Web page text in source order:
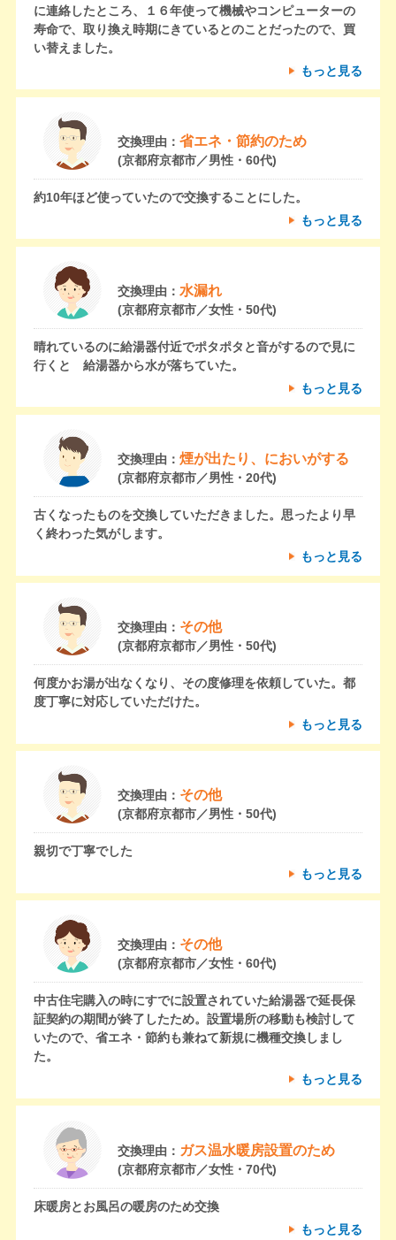
に連絡したところ、１６年使って機械やコンピューターの
寿命で、取り換え時期にきているとのことだったので、買
い替えました。
もっと見る
交換理由： 省エネ・節約のため
(京都府京都市／男性・60代)
約10年ほど使っていたので交換することにした。
もっと見る
交換理由： 水漏れ
(京都府京都市／女性・50代)
晴れているのに給湯器付近でポタポタと音がするので見に
行くと 給湯器から水が落ちていた。
もっと見る
交換理由： 煙が出たり、においがする
(京都府京都市／男性・20代)
古くなったものを交換していただきました。思ったより早
く終わった気がします。
もっと見る
交換理由： その他
(京都府京都市／男性・50代)
何度かお湯が出なくなり、その度修理を依頼していた。都
度丁寧に対応していただけた。
もっと見る
交換理由： その他
(京都府京都市／男性・50代)
親切で丁寧でした
もっと見る
交換理由： その他
(京都府京都市／女性・60代)
中古住宅購入の時にすでに設置されていた給湯器で延長保
証契約の期間が終了したため。設置場所の移動も検討して
いたので、省エネ・節約も兼ねて新規に機種交換しまし
た。
もっと見る
交換理由： ガス温水暖房設置のため
(京都府京都市／女性・70代)
床暖房とお風呂の暖房のため交換
もっと見る